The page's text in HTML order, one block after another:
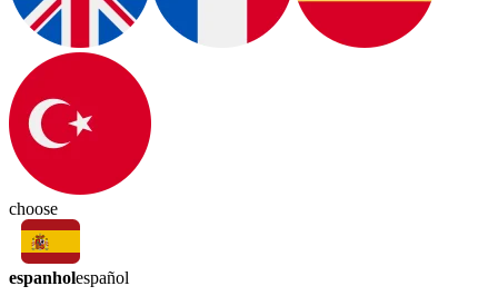
choose
espanholespañol